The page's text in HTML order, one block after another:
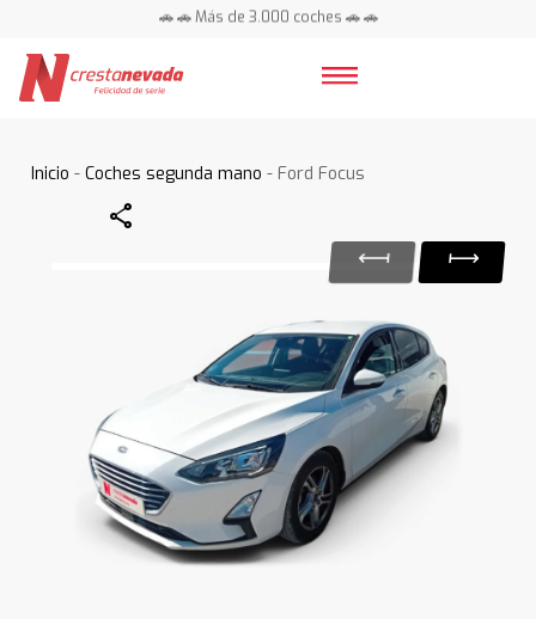
🚗 🚗 Más de 3.000 coches 🚗 🚗
Inicio -Coches segunda mano - Ford Focus
Share